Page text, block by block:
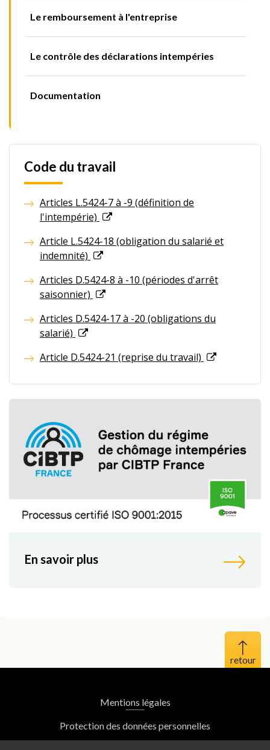
Le remboursement à l'entreprise
Le contrôle des déclarations intempéries
Documentation
Code du travail
Articles L.5424-7 à -9 (définition de
l'intempérie)
Article L.5424-18 (obligation du salarié et
indemnité)
Articles D.5424-8 à -10 (périodes d'arrêt
saisonnier)
Articles D.5424-17 à -20 (obligations du
salarié)
Article D.5424-21 (reprise du travail)
En savoir plus
Haut
Mentions légales
Protection des données personnelles